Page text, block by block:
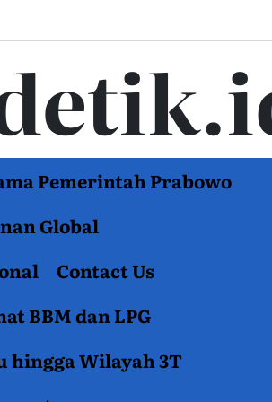
Pemerintah Prabowo
Global
Contact Us
BBM dan LPG
hingga Wilayah 3T